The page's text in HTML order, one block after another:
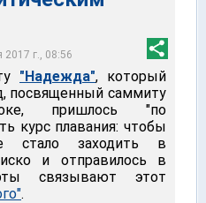
2017 г., 08:56
"Надежда", который
посвященный саммиту
пришлось "по
курс плавания: чтобы
стало заходить в
и отправилось в
связывают этот
.